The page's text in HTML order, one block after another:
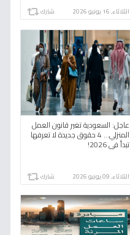
الثلاثاء, 16 يونيو 2026 شارك
عاجل: السعودية تغير قانون العمل
المنزلي… 4 حقوق جديدة لا تعرفها
تبدأ في 2026!
الثلاثاء, 09 يونيو 2026 شارك